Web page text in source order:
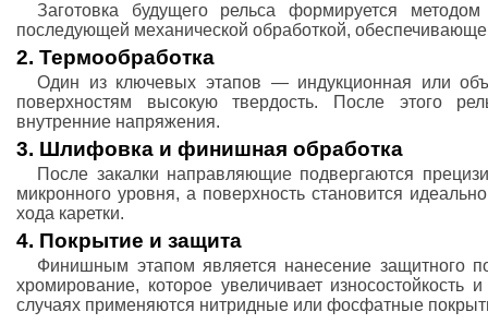
Заготовка будущего рельса формируется
последующей механической обработкой,
2. Термообработка
Один из ключевых этапов — индукционная или
поверхностям высокую твердость. После этого
внутренние напряжения.
3. Шлифовка и финишная обработка
После закалки направляющие подвергаются
микронного уровня, а поверхность становится
хода каретки.
4. Покрытие и защита
Финишным этапом является нанесение защитного
хромирование, которое увеличивает
случаях применяются нитридные или фосфатные